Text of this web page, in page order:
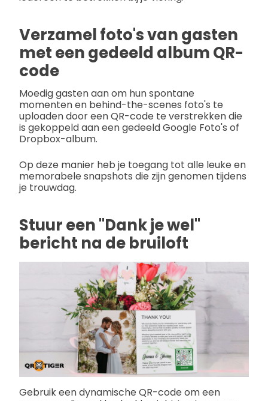
Verzamel foto's van gasten
met een gedeeld album QR-
code
Moedig gasten aan om hun spontane
momenten en behind-the-scenes foto's te
uploaden door een QR-code te verstrekken die
is gekoppeld aan een gedeeld Google Foto's of
Dropbox-album.
Op deze manier heb je toegang tot alle leuke en
memorabele snapshots die zijn genomen tijdens
je trouwdag.
Stuur een "Dank je wel"
bericht na de bruiloft
Gebruik een dynamische QR-code om een